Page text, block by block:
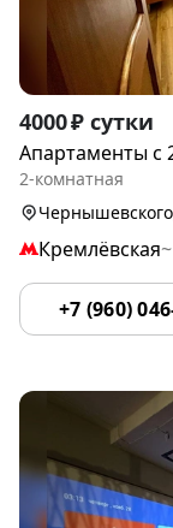
Item
1
of
9
4000 ₽ сутки
Апартаменты с
2-комнатная
Кремлёвская
+7 (960)